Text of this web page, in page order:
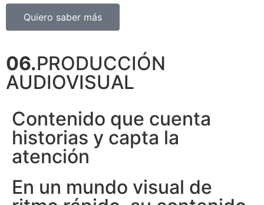
Quiero saber más
06.PRODUCCIÓN
AUDIOVISUAL
Contenido que cuenta
historias y capta la
atención
En un mundo visual de